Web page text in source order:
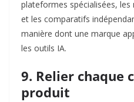
plateformes spécialisées,
et les comparatifs
manière dont une marque
les outils IA.
9. Relier chaque
produit